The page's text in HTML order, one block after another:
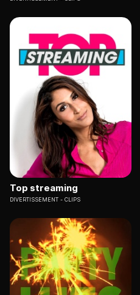
Top streaming
DIVERTISSEMENT CLIPS